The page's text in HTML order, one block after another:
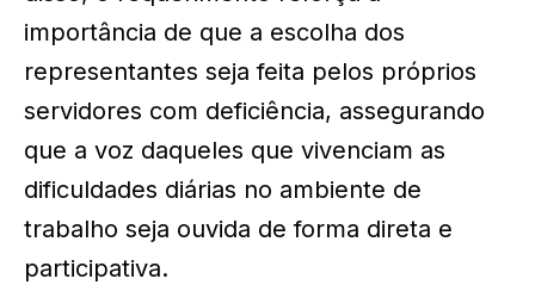
importância de que a escolha dos
representantes seja feita pelos próprios
servidores com deficiência, assegurando
que a voz daqueles que vivenciam as
dificuldades diárias no ambiente de
trabalho seja ouvida de forma direta e
participativa.